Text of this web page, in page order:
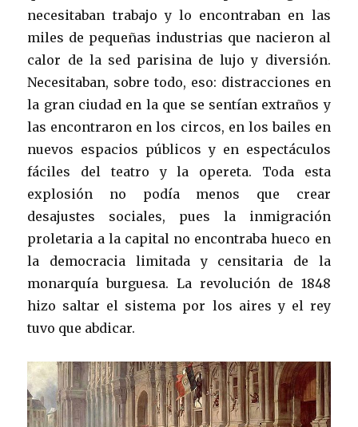
necesitaban trabajo y lo encontraban en las
miles de pequeñas industrias que nacieron al
calor de la sed parisina de lujo y diversión.
Necesitaban, sobre todo, eso: distracciones en
la gran ciudad en la que se sentían extraños y
las encontraron en los circos, en los bailes en
nuevos espacios públicos y en espectáculos
fáciles del teatro y la opereta. Toda esta
explosión no podía menos que crear
desajustes sociales, pues la inmigración
proletaria a la capital no encontraba hueco en
la democracia limitada y censitaria de la
monarquía burguesa. La revolución de 1848
hizo saltar el sistema por los aires y el rey
tuvo que abdicar.